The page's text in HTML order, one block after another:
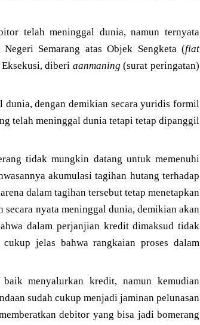
telah meninggal dunia, namun ternyata
Semarang atas Objek Sengketa (fiat
diberi aanmaning (surat peringatan)
dunia, dengan demikian secara yuridis formil
telah meninggal dunia tetapi tetap dipanggil
tidak mungkin datang untuk memenuhi
akumulasi tagihan hutang terhadap
dalam tagihan tersebut tetap menetapkan
nyata meninggal dunia, demikian akan
dalam perjanjian kredit dimaksud tidak
jelas bahwa rangkaian proses dalam
menyalurkan kredit, namun kemudian
sudah cukup menjadi jaminan pelunasan
debitor yang bisa jadi bomerang